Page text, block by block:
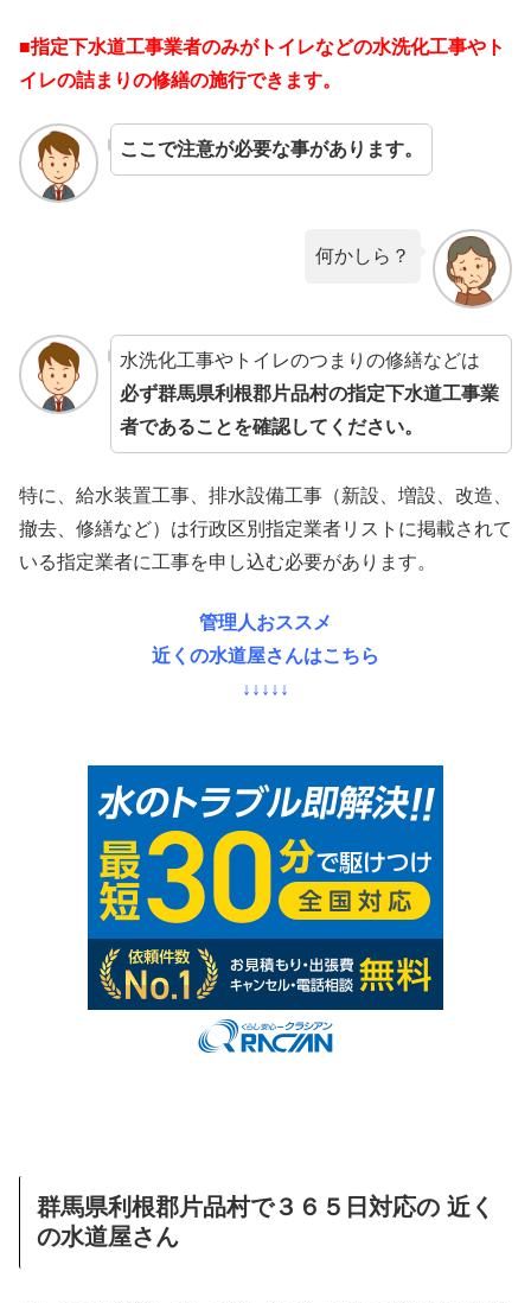
■指定下水道工事業者のみがトイレなどの水洗化工事やト
イレの詰まりの修繕の施行できます。
ここで注意が必要な事があります。
何かしら？
水洗化工事やトイレのつまりの修繕などは
必ず群馬県利根郡片品村の指定下水道工事業
者であることを確認してください。
特に、給水装置工事、排水設備工事（新設、増設、改造、
撤去、修繕など）は行政区別指定業者リストに掲載されて
いる指定業者に工事を申し込む必要があります。
管理人おススメ
近くの水道屋さんはこちら
↓↓↓↓↓
群馬県利根郡片品村で３６５日対応の 近く
の水道屋さん